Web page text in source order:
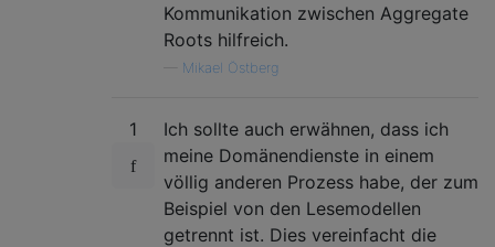
Kommunikation zwischen Aggregate
Roots hilfreich.
Mikael Östberg
1
Ich sollte auch erwähnen, dass ich
meine Domänendienste in einem
völlig anderen Prozess habe, der zum
Beispiel von den Lesemodellen
getrennt ist. Dies vereinfacht die